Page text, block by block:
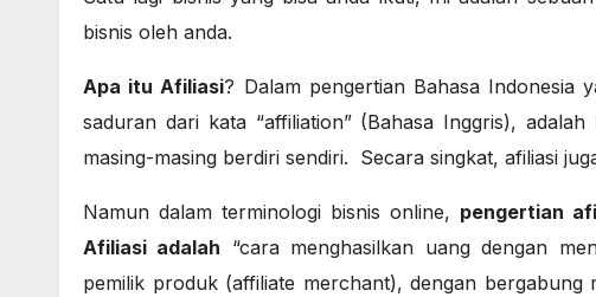
bisnis oleh anda.
Apa itu Afiliasi? Dalam pengertian Bahasa Indonesia
saduran dari kata “affiliation” (Bahasa Inggris),
masing-masing berdiri sendiri. Secara singkat, afiliasi
Namun dalam terminologi bisnis online, pengertian
Afiliasi adalah “cara menghasilkan uang dengan
pemilik produk (affiliate merchant), dengan bergabung